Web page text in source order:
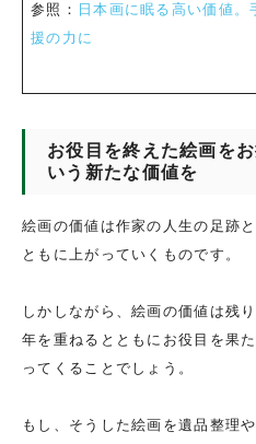
参照： 日本画に眠る高い価値
援の力に
お役目を終えた絵画を
いう新たな価値を
絵画の価値は作家の人生の足跡
ともに上がっていくものです。
しかしながら、絵画の価値は残
年を重ねるとともにお役目を果
ってくることでしょう。
もし、そうした絵画を遺品整理